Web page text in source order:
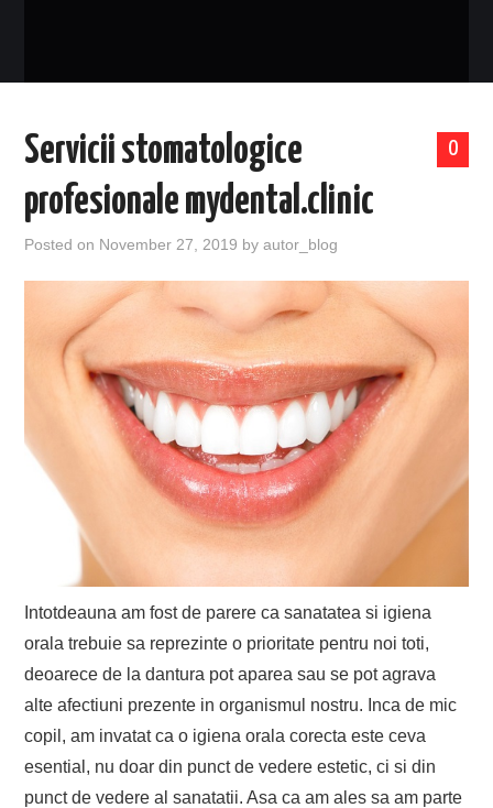
0
Servicii stomatologice
profesionale mydental.clinic
Posted on November 27, 2019 byautor_blog
Intotdeauna am fost de parere ca sanatatea si igiena
orala trebuie sa reprezinte o prioritate pentru noi toti,
deoarece de la dantura pot aparea sau se pot agrava
alte afectiuni prezente in organismul nostru. Inca de mic
copil, am invatat ca o igiena orala corecta este ceva
esential, nu doar din punct de vedere estetic, ci si din
punct de vedere al sanatatii. Asa ca am ales sa am parte